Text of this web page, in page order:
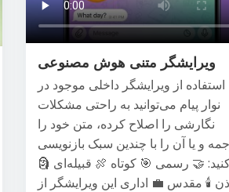
ویرایشگر متنی هوش مصنوعی
استفاده از ویرایشگر داخلی موجود در
نوار پیام می‌توانید به راحتی مشکلات
نگارشی را اصلاح کرده، متن خود را
و یا آن را با چندین سبک بازنویسی
🤝 رسمی 🎯 کوتاه 🍖 قبیله‌ای 🗿
ذن 🕯 مقدس 💼 اداری این ویرایشگر از